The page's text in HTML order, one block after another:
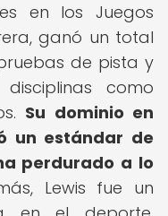
en los Juegos
ganó un total
de pista y
como
Su dominio en
un estándar de
perdurado a lo
Lewis fue un